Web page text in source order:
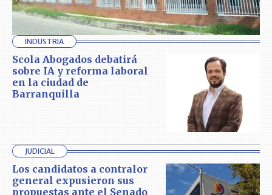
INDUSTRIA
Scola Abogados debatirá
sobre IA y reforma laboral
en la ciudad de
Barranquilla
JUDICIAL
Los candidatos a contralor
general expusieron sus
propuestas ante el Senado